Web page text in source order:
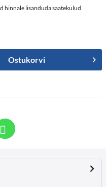
hinnale lisanduda saatekulud
Ostukorvi